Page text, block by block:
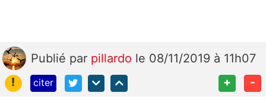
Publié par pillardo le 08/11/2019 à 11h07
!
citer + -